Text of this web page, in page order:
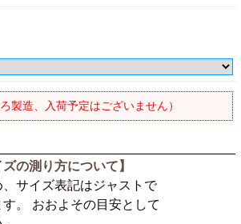
製造、入荷予定はございません）
ズの測り方について】
サイズ表記はジャストで
。 おおよその目安として